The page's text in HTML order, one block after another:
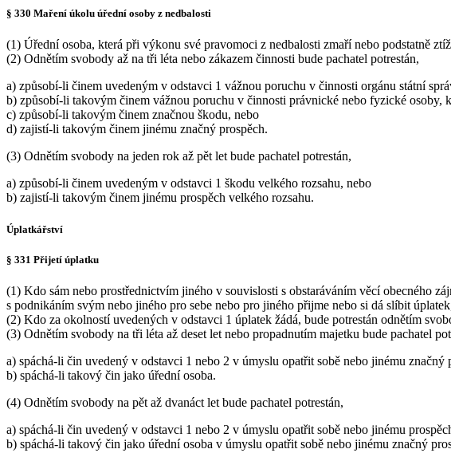
§ 330 Maření úkolu úřední osoby z nedbalosti
(1) Úřední osoba, která při výkonu své pravomoci z nedbalosti zmaří nebo podstatně
(2) Odnětím svobody až na tři léta nebo zákazem činnosti bude pachatel potrestán,
a) způsobí-li činem uvedeným v odstavci 1 vážnou poruchu v činnosti orgánu státní
b) způsobí-li takovým činem vážnou poruchu v činnosti právnické nebo fyzické osoby,
c) způsobí-li takovým činem značnou škodu, nebo
d) zajistí-li takovým činem jinému značný prospěch.
(3) Odnětím svobody na jeden rok až pět let bude pachatel potrestán,
a) způsobí-li činem uvedeným v odstavci 1 škodu velkého rozsahu, nebo
b) zajistí-li takovým činem jinému prospěch velkého rozsahu.
Úplatkářství
§ 331 Přijetí úplatku
(1) Kdo sám nebo prostřednictvím jiného v souvislosti s obstaráváním věcí obecného
s podnikáním svým nebo jiného pro sebe nebo pro jiného přijme nebo si dá slíbit
(2) Kdo za okolností uvedených v odstavci 1 úplatek žádá, bude potrestán odnětím
(3) Odnětím svobody na tři léta až deset let nebo propadnutím majetku bude pachatel
a) spáchá-li čin uvedený v odstavci 1 nebo 2 v úmyslu opatřit sobě nebo jinému značný
b) spáchá-li takový čin jako úřední osoba.
(4) Odnětím svobody na pět až dvanáct let bude pachatel potrestán,
a) spáchá-li čin uvedený v odstavci 1 nebo 2 v úmyslu opatřit sobě nebo jinému
b) spáchá-li takový čin jako úřední osoba v úmyslu opatřit sobě nebo jinému značný